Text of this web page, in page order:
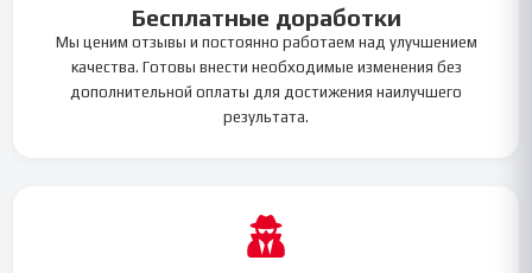
Бесплатные доработки
Мы ценим отзывы и постоянно работаем над улучшением
качества. Готовы внести необходимые изменения без
дополнительной оплаты для достижения наилучшего
результата.